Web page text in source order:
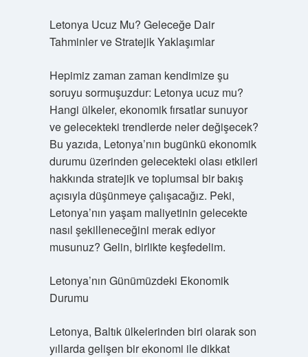
Letonya Ucuz Mu? Geleceğe Dair
Tahminler ve Stratejik Yaklaşımlar
Hepimiz zaman zaman kendimize şu
soruyu sormuşuzdur: Letonya ucuz mu?
Hangi ülkeler, ekonomik fırsatlar sunuyor
ve gelecekteki trendlerde neler değişecek?
Bu yazıda, Letonya’nın bugünkü ekonomik
durumu üzerinden gelecekteki olası etkileri
hakkında stratejik ve toplumsal bir bakış
açısıyla düşünmeye çalışacağız. Peki,
Letonya’nın yaşam maliyetinin gelecekte
nasıl şekilleneceğini merak ediyor
musunuz? Gelin, birlikte keşfedelim.
Letonya’nın Günümüzdeki Ekonomik
Durumu
Letonya, Baltık ülkelerinden biri olarak son
yıllarda gelişen bir ekonomi ile dikkat